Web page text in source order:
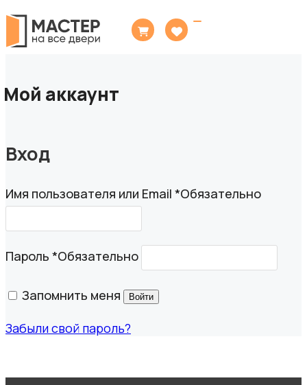
Мой аккаунт
Вход
Имя пользователя или Email *Обязательно
Пароль *Обязательно
Запомнить меня Войти
Забыли свой пароль?